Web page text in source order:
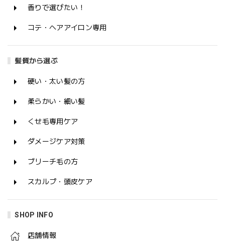
香りで選びたい！
コテ・ヘアアイロン専用
髪質から選ぶ
硬い・太い髪の方
柔らかい・細い髪
くせ毛専用ケア
ダメージケア対策
ブリーチ毛の方
スカルプ・頭皮ケア
SHOP INFO
店舗情報